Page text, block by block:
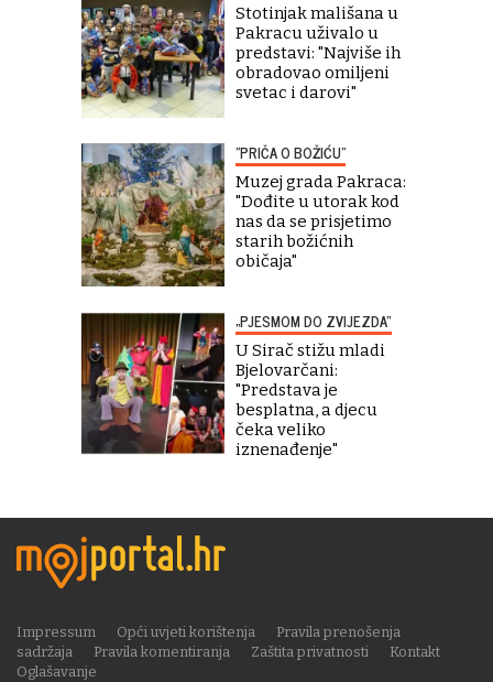
Stotinjak mališana u
Pakracu uživalo u
predstavi: "Najviše ih
obradovao omiljeni
svetac i darovi"
"PRIČA O BOŽIĆU"
Muzej grada Pakraca:
"Dođite u utorak kod
nas da se prisjetimo
starih božićnih
običaja"
„PJESMOM DO ZVIJEZDA“
U Sirač stižu mladi
Bjelovarčani:
"Predstava je
besplatna, a djecu
čeka veliko
iznenađenje"
Impressum Opći uvjeti korištenja
Pravila prenošenja
sadržaja
Pravila komentiranja Zaštita privatnosti
Kontakt
Oglašavanje